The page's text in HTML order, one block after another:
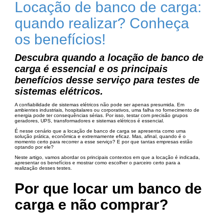
Locação de banco de carga:
quando realizar? Conheça
os benefícios!
Descubra quando a locação de banco de
carga é essencial e os principais
benefícios desse serviço para testes de
sistemas elétricos.
A confiabilidade de sistemas elétricos não pode ser apenas presumida. Em
ambientes industriais, hospitalares ou corporativos, uma falha no fornecimento de
energia pode ter consequências sérias. Por isso, testar com precisão grupos
geradores, UPS, transformadores e sistemas elétricos é essencial.
É nesse cenário que a locação de banco de carga se apresenta como uma
solução prática, econômica e extremamente eficaz. Mas, afinal, quando é o
momento certo para recorrer a esse serviço? E por que tantas empresas estão
optando por ele?
Neste artigo, vamos abordar os principais contextos em que a locação é indicada,
apresentar os benefícios e mostrar como escolher o parceiro certo para a
realização desses testes.
Por que locar um banco de
carga e não comprar?